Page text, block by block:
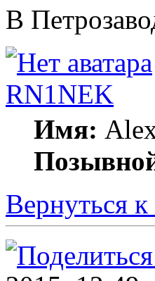
В
RN1NEK
Имя:
Вернуться к